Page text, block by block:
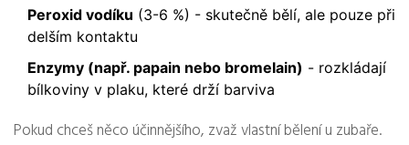
Peroxid vodíku (3-6 %) - skutečně bělí, ale pouze při
delším kontaktu
Enzymy (např. papain nebo bromelain) - rozkládají
bílkoviny v plaku, které drží barviva
Pokud chceš něco účinnějšího, zvaž vlastní bělení u zubaře.